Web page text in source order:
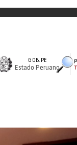
GOB.PE
Estado Peruano